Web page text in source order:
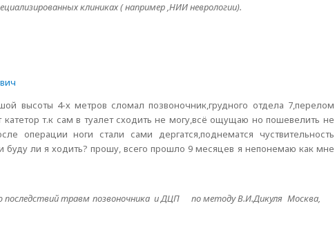
клиниках ( например ,НИИ неврологии).
высоты 4-х метров сломал позвоночник,грудного отдела 7,перелом
т.к сам в туалет сходить не могу,всё ощущаю но пошевелить не
операции ноги стали сами дергатся,поднематся чуствительность
ли я ходить? прошу, всего прошло 9 месяцев я непонемаю как мне
последствий травм позвоночника и ДЦП по методу В.И.Дикуля Москва,